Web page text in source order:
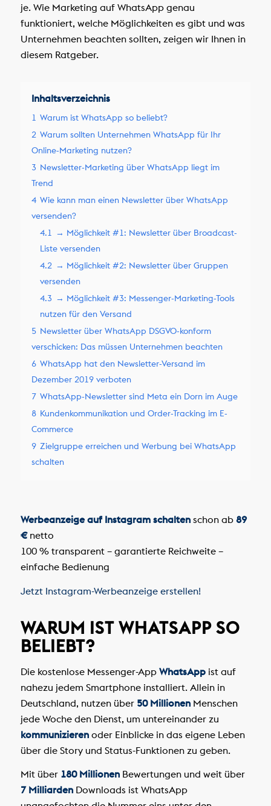
je. Wie Marketing auf WhatsApp genau
funktioniert, welche Möglichkeiten es gibt und was
Unternehmen beachten sollten, zeigen wir Ihnen in
diesem Ratgeber.
Inhaltsverzeichnis
1 Warum ist WhatsApp so beliebt?
2 Warum sollten Unternehmen WhatsApp für Ihr
Online-Marketing nutzen?
3 Newsletter-Marketing über WhatsApp liegt im
Trend
4 Wie kann man einen Newsletter über WhatsApp
versenden?
4.1 → Möglichkeit #1: Newsletter über Broadcast-
Liste versenden
4.2 → Möglichkeit #2: Newsletter über Gruppen
versenden
4.3 → Möglichkeit #3: Messenger-Marketing-Tools
nutzen für den Versand
5 Newsletter über WhatsApp DSGVO-konform
verschicken: Das müssen Unternehmen beachten
6 WhatsApp hat den Newsletter-Versand im
Dezember 2019 verboten
7 WhatsApp-Newsletter sind Meta ein Dorn im Auge
8 Kundenkommunikation und Order-Tracking im E-
Commerce
9 Zielgruppe erreichen und Werbung bei WhatsApp
schalten
Werbeanzeige auf Instagram schaltenschon ab 89
€netto
100 % transparent – garantierte Reichweite –
einfache Bedienung
Jetzt Instagram-Werbeanzeige erstellen!
WARUM IST WHATSAPP SO
BELIEBT?
Die kostenlose Messenger-App WhatsAppist auf
nahezu jedem Smartphone installiert. Allein in
Deutschland, nutzen über 50 MillionenMenschen
jede Woche den Dienst, um untereinander zu
kommunizierenoder Einblicke in das eigene Leben
über die Story und Status-Funktionen zu geben.
Mit über 180 MillionenBewertungen und weit über
7 MilliardenDownloads ist WhatsApp